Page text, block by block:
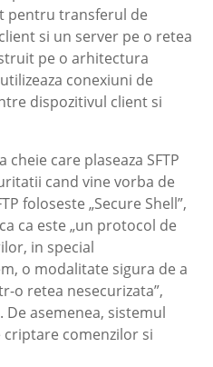
pentru transferul de
si un server pe o retea
pe o arhitectura
conexiuni de
dispozitivul client si
care plaseaza SFTP
cand vine vorba de
foloseste „Secure Shell”,
ca este „un protocol de
in special
o modalitate sigura de a
o retea nesecurizata”,
. De asemenea, sistemul
criptare comenzilor si